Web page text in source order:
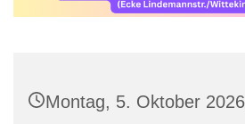
Montag, 5. Oktober